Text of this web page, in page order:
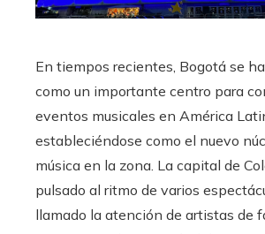
En tiempos recientes, Bogotá se
como un importante centro para
eventos musicales en América
estableciéndose como el nuevo
música en la zona. La capital de
pulsado al ritmo de varios
llamado la atención de artistas de